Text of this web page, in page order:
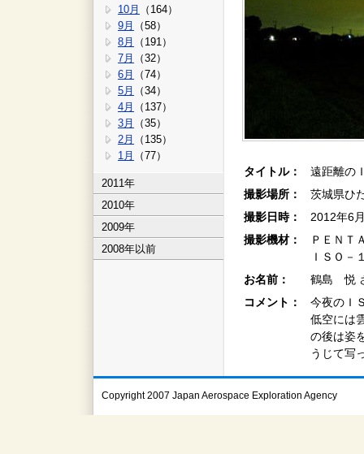
10月
（164）
9月
（58）
8月
（191）
7月
（32）
6月
（74）
5月
（34）
4月
（137）
3月
（35）
2月
（135）
1月
（77）
2011年
2010年
2009年
2008年以前
タイトル：
遠距離の
撮影場所：
茨城県ひ
撮影日時：
2012年6
撮影機材：
ＰＥＮ
ＩＳＯ－
お名前：
鶴島 悦
コメント：
今夜のＩ
低空には
の後は姿
うじて写
Copyright 2007 Japan Aerospace Exploration Agency